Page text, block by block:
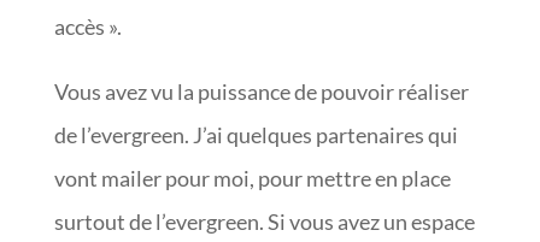
accès ».
Vous avez vu la puissance de pouvoir réaliser
de l’evergreen. J’ai quelques partenaires qui
vont mailer pour moi, pour mettre en place
surtout de l’evergreen. Si vous avez un espace